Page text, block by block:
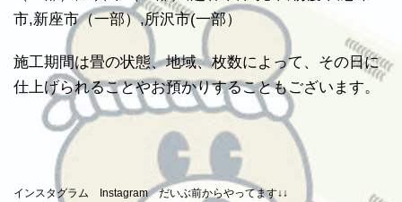
市,新座市（一部）,所沢市(一部）
施工期間は畳の状態、地域、枚数によって、その日に
仕上げられることやお預かりすることもございます。
インスタグラム Instagram だいぶ前からやってます↓↓